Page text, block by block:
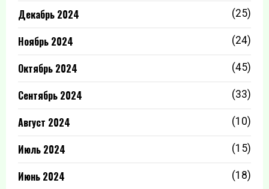
Декабрь 2024 (25)
Ноябрь 2024 (24)
Октябрь 2024 (45)
Сентябрь 2024 (33)
Август 2024 (10)
Июль 2024 (15)
Июнь 2024 (18)